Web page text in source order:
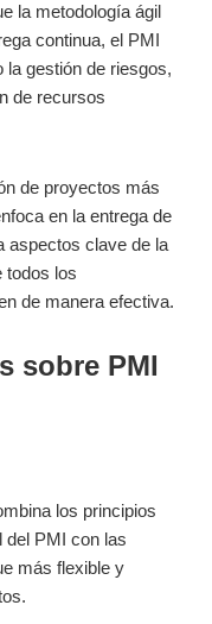
la metodología ágil
continua, el PMI
gestión de riesgos,
de recursos
de proyectos más
en la entrega de
aspectos clave de la
todos los
de manera efectiva.
sobre PMI
los principios
del PMI con las
más flexible y